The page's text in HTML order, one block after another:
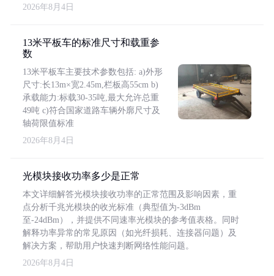
2026年8月4日
13米平板车的标准尺寸和载重参
数
13米平板车主要技术参数包括: a)外形
尺寸:长13m×宽2.45m,栏板高55cm b)
承载能力:标载30-35吨,最大允许总重
49吨 c)符合国家道路车辆外廓尺寸及
轴荷限值标准
2026年8月4日
光模块接收功率多少是正常
本文详细解答光模块接收功率的正常范围及影响因素，重
点分析千兆光模块的收光标准（典型值为-3dBm
至-24dBm），并提供不同速率光模块的参考值表格。同时
解释功率异常的常见原因（如光纤损耗、连接器问题）及
解决方案，帮助用户快速判断网络性能问题。
2026年8月4日